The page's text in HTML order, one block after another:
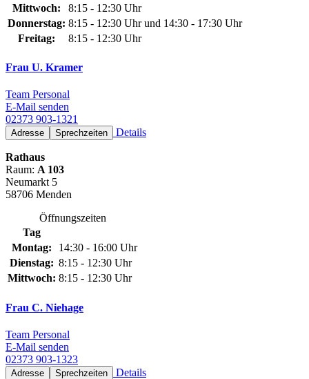
Mittwoch:
8:15 - 12:30 Uhr
Donnerstag: 8:15 - 12:30 Uhr und 14:30 - 17:30 Uhr
Freitag:
8:15 - 12:30 Uhr
Frau U. Kramer
Team Personal
E-Mail senden
02373 903-1321
Adresse Sprechzeiten Details
Rathaus
Raum: A 103
Neumarkt 5
58706 Menden
Öffnungszeiten
Tag
Montag:
14:30 - 16:00 Uhr
Dienstag: 8:15 - 12:30 Uhr
Mittwoch: 8:15 - 12:30 Uhr
Frau C. Niehage
Team Personal
E-Mail senden
02373 903-1323
Adresse Sprechzeiten Details